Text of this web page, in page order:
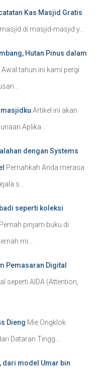
Kas Masjid Gratis
di masjid-masjid y...
Hutan Pinus dalam
Awal tahun ini kami pergi
Artikel ini akan
Aplika...
dengan Systems
Pernahkah Anda merasa
s...
seperti koleksi
Pernah pinjam buku di
mi...
Pemasaran Digital
seperti AIDA (Attention,
Dieng Mie Ongklok
Dataran Tingg...
dari model Umar bin